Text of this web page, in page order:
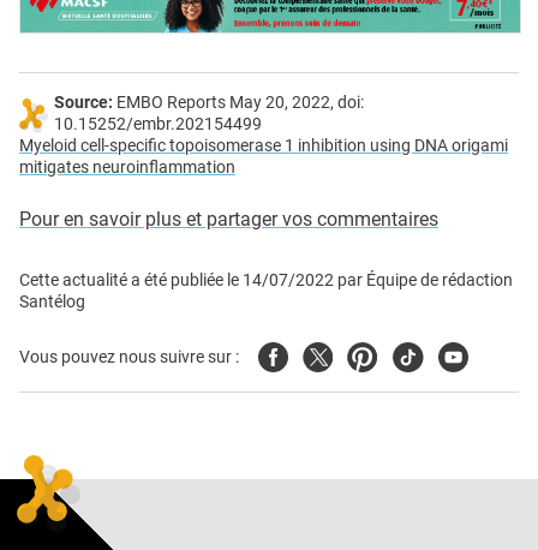
Source: EMBO Reports May 20, 2022, doi:
10.15252/embr.202154499
Myeloid cell-specific topoisomerase 1 inhibition using DNA origami
mitigates neuroinflammation
Pour en savoir plus et partager vos commentaires
Cette actualité a été publiée le 14/07/2022 par Équipe de rédaction
Santélog
Vous pouvez nous suivre sur : FacebookTwitterPinterest
TiktokYoutube